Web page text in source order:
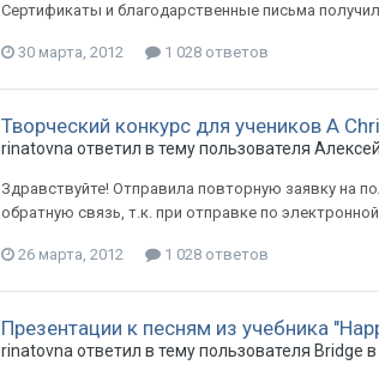
Сертификаты и благодарственные письма
30 марта, 2012 1 028 ответов
Творческий конкурс для учеников A
rinatovna ответил в тему пользователя
Здравствуйте! Отправила повторную заявку на
обратную связь, т.к. при отправке по
26 марта, 2012 1 028 ответов
Презентации к песням из учебника
rinatovna ответил в тему пользователя Bridge в